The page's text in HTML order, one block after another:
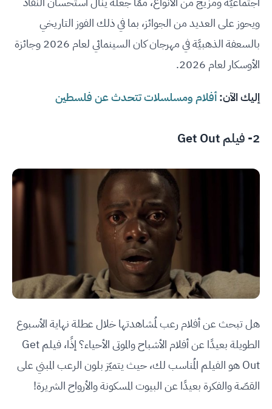
ويحوز على العديد من الجوائز، بما في ذلك الفوز التاريخي
بالسعفة الذهبيَّة في مهرجان كان السينمائي لعام 2026 وجائزة
الأوسكار لعام 2026.
إليك الآن:أفلام ومسلسلات تتحدث عن فلسطين
2- فيلم Get Out
هل تبحث عن أفلام رعب لمُشاهدتها خلال عطلة نهاية الأسبوع
الطويلة بعيدًا عن أفلام الأشباح والموتى الأحياء؟ إذًا، فيلم Get
Out هو الفيلم المُناسب لك، حيث يتميّز بلون الرعب المبني على
القصّة والفكرة بعيدًا عن البيوت المسكونة والأرواح الشريرة!